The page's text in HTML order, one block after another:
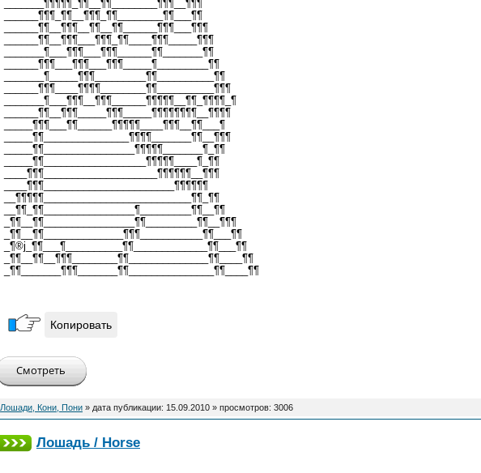
_______¶¶¶¶¶_¶¶__¶¶________¶¶¶__¶¶¶
______¶¶¶_¶¶__¶¶¶_¶¶________¶¶___¶¶
______¶¶__¶¶¶__¶¶__¶¶______¶¶¶___¶¶¶
______¶¶__¶¶¶___¶¶¶_¶¶____¶¶¶_____¶¶¶
_______¶___¶¶¶___¶¶¶______¶¶_______¶¶
______¶¶¶___¶¶¶___¶¶¶_____¶_________¶¶
_______¶_____¶¶¶_________¶¶__________¶¶
______¶¶¶____¶¶¶¶________¶¶__________¶¶¶
_______¶___¶¶¶__¶¶¶______¶¶¶¶¶__¶¶_¶¶¶¶_¶
______¶¶__¶¶¶_____¶¶¶_____¶¶¶¶¶¶¶¶__¶¶¶¶
_____¶¶¶___¶¶______¶¶¶¶¶____¶¶¶__¶¶___¶
_____¶¶_______________¶¶¶¶_______¶¶__¶¶¶
_____¶¶________________¶¶¶¶¶_______¶_¶¶
_____¶¶__________________¶¶¶¶¶____¶_¶¶
____¶¶¶____________________¶¶¶¶¶¶__¶¶¶
____¶¶¶_______________________¶¶¶¶¶¶
__¶¶¶¶¶__________________________¶¶_¶¶
__¶¶_¶¶________________¶_________¶¶__¶¶
_¶¶__¶¶________________¶¶_________¶¶__¶¶¶
_¶¶__¶¶______________¶¶¶___________¶¶___¶¶
_¶®j_¶¶___¶__________¶¶_____________¶¶___¶¶
_¶¶__¶¶__¶¶¶________¶¶______________¶¶____¶¶
_¶¶_______¶¶¶_______¶¶_______________¶¶____¶¶
Копировать
Лошади, Кони, Пони » дата публикации: 15.09.2010 » просмотров: 3006
Лошадь / Horse